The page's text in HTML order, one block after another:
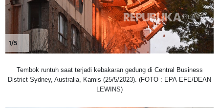
1/5
Tembok runtuh saat terjadi kebakaran gedung di Central Business
District Sydney, Australia, Kamis (25/5/2023). (FOTO : EPA-EFE/DEAN
LEWINS)